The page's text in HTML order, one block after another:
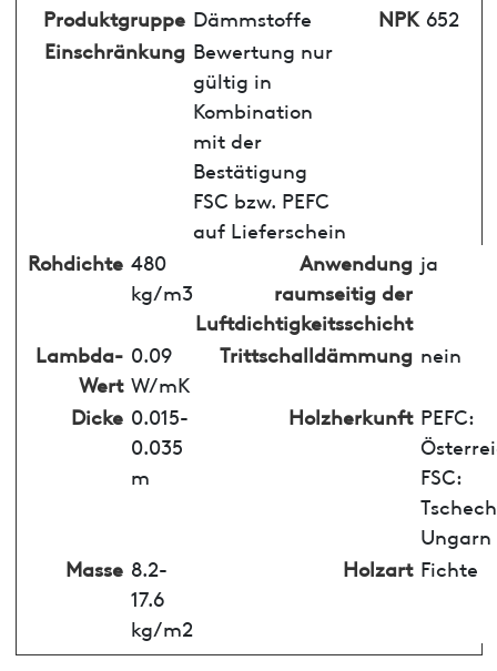
Produktgruppe Dämmstoffe NPK 652
Einschränkung Bewertung nur
gültig in
Kombination
mit der
Bestätigung
FSC bzw. PEFC
auf Lieferschein
Rohdichte 480
kg/m3
Anwendung
raumseitig der
Luftdichtigkeitsschicht
ja
Lambda-
Wert
0.09
W/mK
Trittschalldämmung nein
Dicke 0.015-
0.035
m
Holzherkunft PEFC:
FSC:
Ungarn
Masse 8.2-
17.6
kg/m2
Holzart Fichte